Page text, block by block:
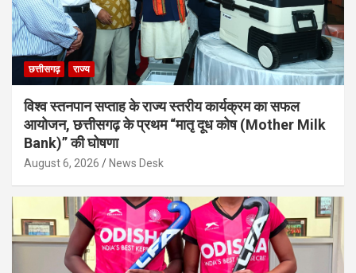
छत्तीसगढ़ राज्य
विश्व स्तनपान सप्ताह के राज्य स्तरीय कार्यक्रम का सफल
आयोजन, छत्तीसगढ़ के प्रथम “मातृ दूध कोष (Mother Milk
Bank)” की घोषणा
August 6, 2026 News Desk